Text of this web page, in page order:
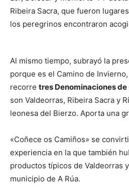
Ribeira Sacra, que fueron
los peregrinos encontraron
Al mismo tiempo, subrayó la
porque es el Camino de
recorre tres Denominaciones
son Valdeorras, Ribeira Sacra y
leonesa del Bierzo. Aporta una
«Coñece os Camiños» se
experiencia en la que también
productos típicos de Valdeorras
municipio de A Rúa.